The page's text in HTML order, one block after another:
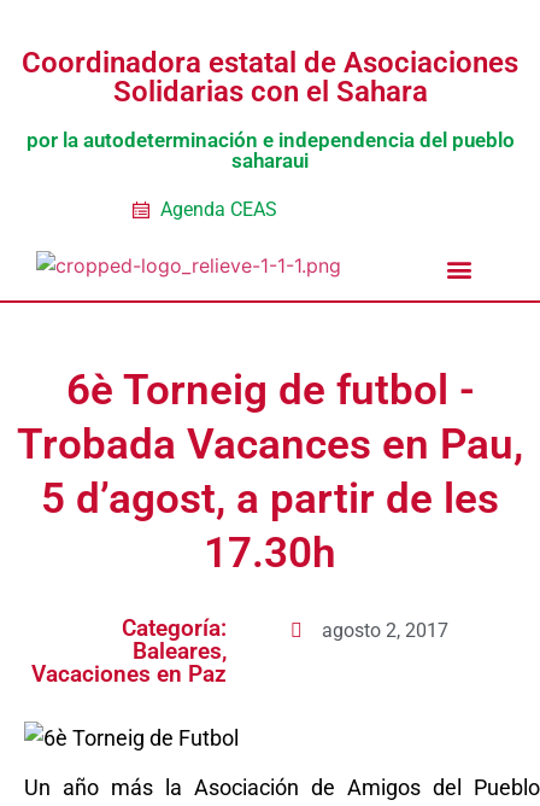
Coordinadora estatal de Asociaciones
Solidarias con el Sahara
por la autodeterminación e independencia del pueblo
saharaui
Agenda CEAS
6è Torneig de futbol -
Trobada Vacances en Pau,
5 d’agost, a partir de les
17.30h
Categoría:
Baleares,
Vacaciones en Paz
agosto 2, 2017
Un año más la Asociación de Amigos del Pueblo